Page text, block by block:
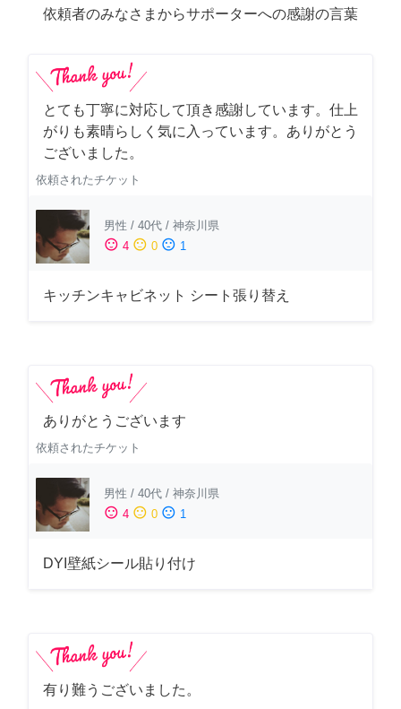
依頼者のみなさまからサポーターへの感謝の言葉
とても丁寧に対応して頂き感謝しています。仕上
がりも素晴らしく気に入っています。ありがとう
ございました。
依頼されたチケット
男性 / 40代 / 神奈川県
sentiment_satisfied 4 sentiment_neutral 0 sentiment_dissatisfied 1
キッチンキャビネット シート張り替え
ありがとうございます
依頼されたチケット
男性 / 40代 / 神奈川県
sentiment_satisfied 4 sentiment_neutral 0 sentiment_dissatisfied 1
DYI壁紙シール貼り付け
有り難うございました。